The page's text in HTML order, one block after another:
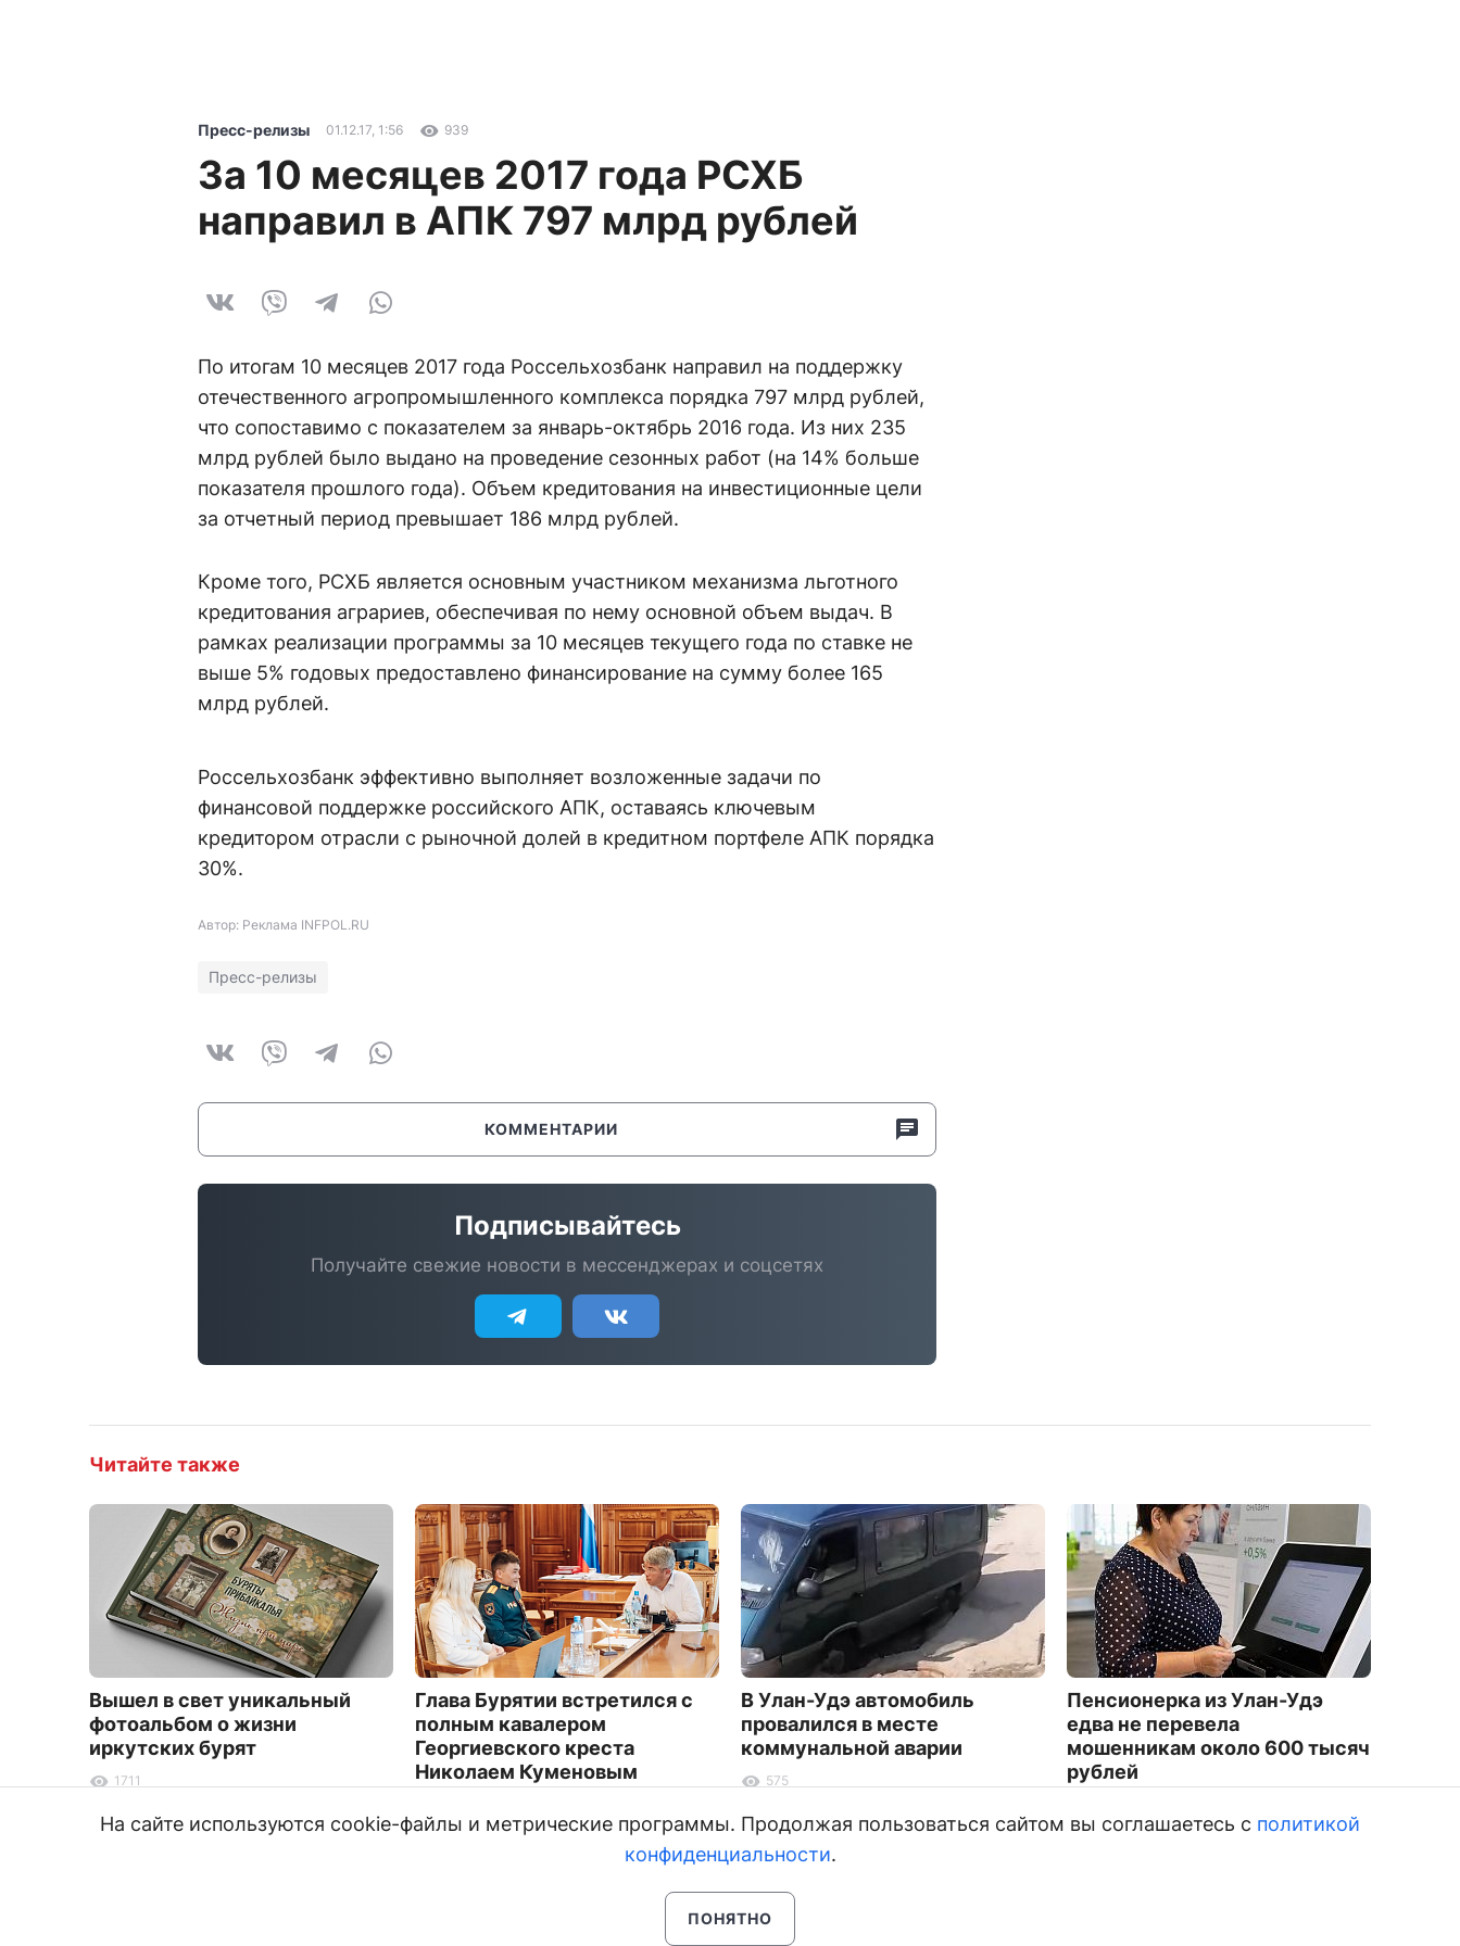
Пресс-релизы 01.12.17, 1:56 939
За 10 месяцев 2017 года РСХБ
направил в АПК 797 млрд рублей
По итогам 10 месяцев 2017 года Россельхозбанк направил на поддержку
отечественного агропромышленного комплекса порядка 797 млрд рублей,
что сопоставимо с показателем за январь-октябрь 2016 года. Из них 235
млрд рублей было выдано на проведение сезонных работ (на 14% больше
показателя прошлого года). Объем кредитования на инвестиционные цели
за отчетный период превышает 186 млрд рублей.
Кроме того, РСХБ является основным участником механизма льготного
кредитования аграриев, обеспечивая по нему основной объем выдач. В
рамках реализации программы за 10 месяцев текущего года по ставке не
выше 5% годовых предоставлено финансирование на сумму более 165
млрд рублей.
Россельхозбанк эффективно выполняет возложенные задачи по
финансовой поддержке российского АПК, оставаясь ключевым
кредитором отрасли с рыночной долей в кредитном портфеле АПК порядка
30%.
Автор: Реклама INFPOL.RU
Пресс-релизы
КОММЕНТАРИИ
Подписывайтесь
Получайте свежие новости в мессенджерах и соцсетях
Читайте также
Вышел в свет уникальный
фотоальбом о жизни
иркутских бурят
1711
Глава Бурятии встретился с
полным кавалером
Георгиевского креста
Николаем Куменовым
В Улан-Удэ автомобиль
провалился в месте
коммунальной аварии
575
Пенсионерка из Улан-Удэ
едва не перевела
мошенникам около 600 тысяч
рублей
На сайте используются cookie-файлы и метрические программы. Продолжая пользоваться сайтом вы соглашаетесь с политикой
конфиденциальности.
ПОНЯТНО